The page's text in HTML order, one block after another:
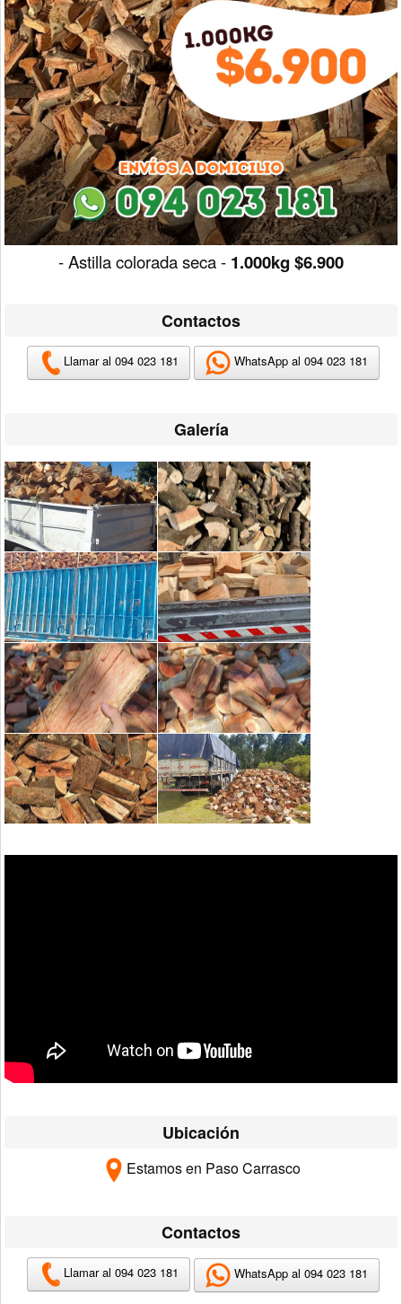
- Astilla colorada seca - 1.000kg $6.900
Contactos
Llamar al 094 023 181 WhatsApp al 094 023 181
Galería
Ubicación
Estamos en Paso Carrasco
Contactos
Llamar al 094 023 181 WhatsApp al 094 023 181